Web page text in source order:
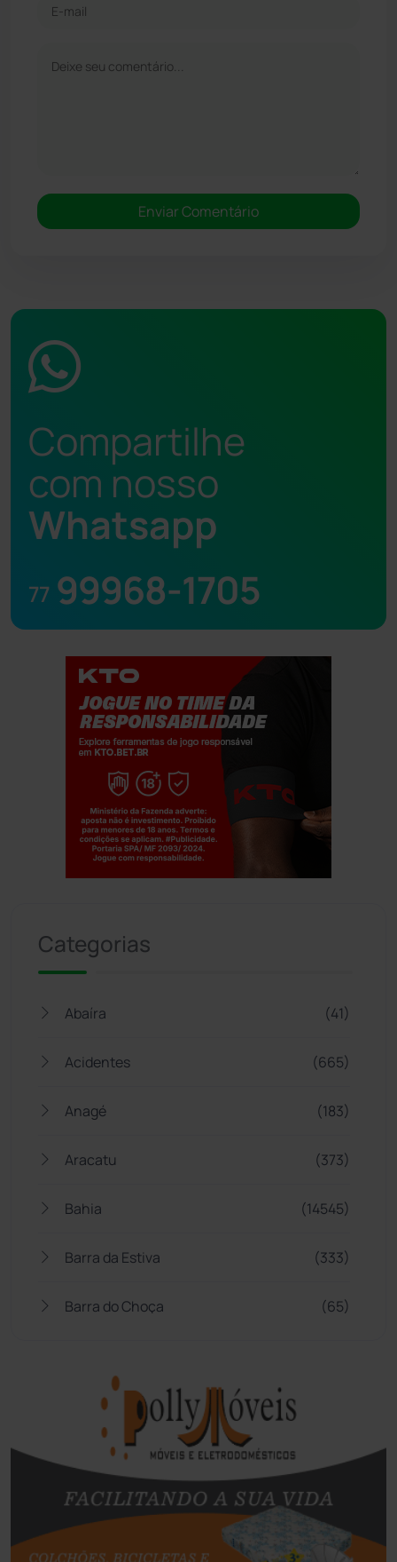
Compartilhe
com nosso
Whatsapp
77 99968-1705
Categorias
Abaíra (41)
Acidentes (665)
Anagé (183)
Aracatu (373)
Bahia (14545)
Barra da Estiva (333)
Barra do Choça (65)
Bom Jesus da Lapa
Boquira
Botuporã (72)
Brasil (7680)